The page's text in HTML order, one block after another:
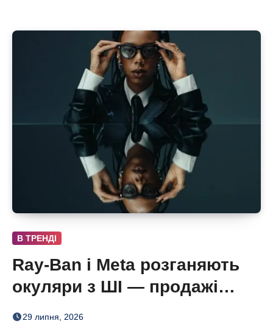
В ТРЕНДІ
Ray-Ban і Meta розганяють
окуляри з ШІ — продажі
майже подвоїлися
29 липня, 2026